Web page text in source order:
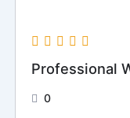
Professional
0